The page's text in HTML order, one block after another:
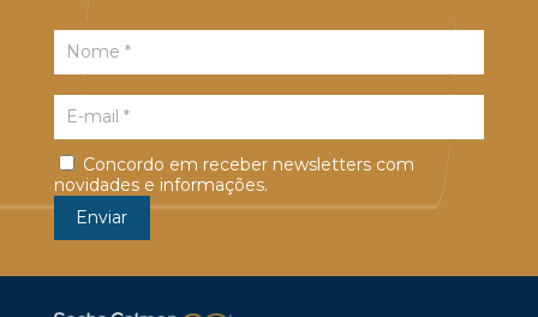
Concordo em receber newsletters com
novidades e informações.